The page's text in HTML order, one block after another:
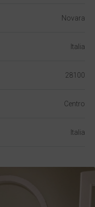
Novara
Italia
28100
Centro
Italia